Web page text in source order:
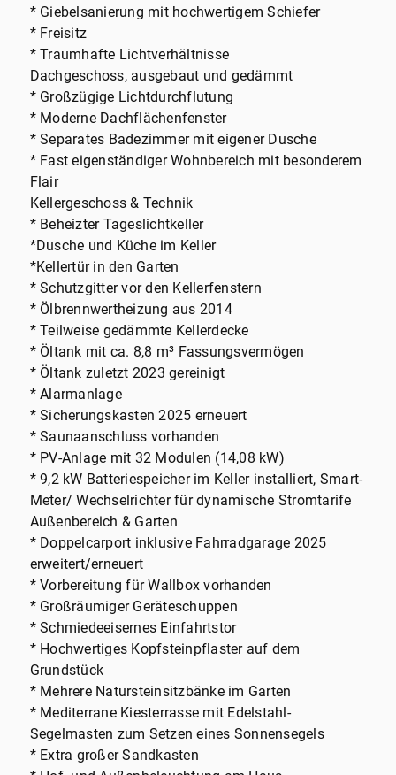
* Giebelsanierung mit hochwertigem Schiefer
* Freisitz
* Traumhafte Lichtverhältnisse
Dachgeschoss, ausgebaut und gedämmt
* Großzügige Lichtdurchflutung
* Moderne Dachflächenfenster
* Separates Badezimmer mit eigener Dusche
* Fast eigenständiger Wohnbereich mit besonderem
Flair
Kellergeschoss & Technik
* Beheizter Tageslichtkeller
*Dusche und Küche im Keller
*Kellertür in den Garten
* Schutzgitter vor den Kellerfenstern
* Ölbrennwertheizung aus 2014
* Teilweise gedämmte Kellerdecke
* Öltank mit ca. 8,8 m³ Fassungsvermögen
* Öltank zuletzt 2023 gereinigt
* Alarmanlage
* Sicherungskasten 2025 erneuert
* Saunaanschluss vorhanden
* PV-Anlage mit 32 Modulen (14,08 kW)
* 9,2 kW Batteriespeicher im Keller installiert, Smart-
Meter/ Wechselrichter für dynamische Stromtarife
Außenbereich & Garten
* Doppelcarport inklusive Fahrradgarage 2025
erweitert/erneuert
* Vorbereitung für Wallbox vorhanden
* Großräumiger Geräteschuppen
* Schmiedeeisernes Einfahrtstor
* Hochwertiges Kopfsteinpflaster auf dem
Grundstück
* Mehrere Natursteinsitzbänke im Garten
* Mediterrane Kiesterrasse mit Edelstahl-
Segelmasten zum Setzen eines Sonnensegels
* Extra großer Sandkasten